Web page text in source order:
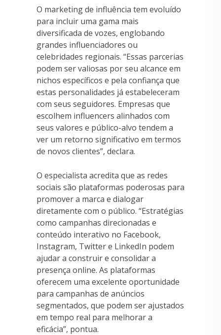
O marketing de influência tem evoluído
para incluir uma gama mais
diversificada de vozes, englobando
grandes influenciadores ou
celebridades regionais. “Essas parcerias
podem ser valiosas por seu alcance em
nichos específicos e pela confiança que
estas personalidades já estabeleceram
com seus seguidores. Empresas que
escolhem influencers alinhados com
seus valores e público-alvo tendem a
ver um retorno significativo em termos
de novos clientes”, declara.
O especialista acredita que as redes
sociais são plataformas poderosas para
promover a marca e dialogar
diretamente com o público. “Estratégias
como campanhas direcionadas e
conteúdo interativo no Facebook,
Instagram, Twitter e LinkedIn podem
ajudar a construir e consolidar a
presença online. As plataformas
oferecem uma excelente oportunidade
para campanhas de anúncios
segmentados, que podem ser ajustados
em tempo real para melhorar a
eficácia”, pontua.